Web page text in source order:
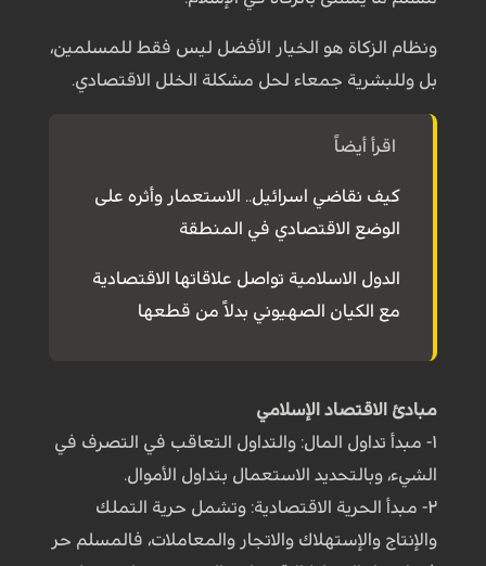
ونظام الزكاة هو الخيار الأفضل ليس فقط للمسلمين،
بل وللبشرية جمعاء لحل مشكلة الخلل الاقتصادي.
اقرأ أيضاً
كيف نقاضي اسرائيل.. الاستعمار وأثره على
الوضع الاقتصادي في المنطقة
الدول الاسلامية تواصل علاقاتها الاقتصادية
مع الكيان الصهيوني بدلاً من قطعها
مبادئ الاقتصاد الإسلامي
١- مبدأ تداول المال: والتداول التعاقب في التصرف في
الشيء، وبالتحديد الاستعمال بتداول الأموال.
٢- مبدأ الحرية الاقتصادية: وتشمل حرية التملك
والإنتاج والإستهلاك والاتجار والمعاملات، فالمسلم حر